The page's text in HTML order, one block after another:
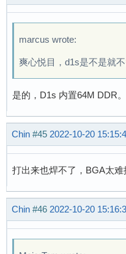
marcus wrote:
爽心悦目，d1s是不是就
是的，D1s 内置64M DDR。
Chin #45 2022-10-20
打出来也焊不了，BGA太难
Chin #46 2022-10-20